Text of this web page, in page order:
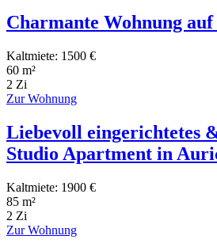
Charmante Wohnung
Kaltmiete: 1500 €
60 m²
2 Zi
Zur Wohnung
Liebevoll eingerichtetes
Studio Apartment in
Kaltmiete: 1900 €
85 m²
2 Zi
Zur Wohnung